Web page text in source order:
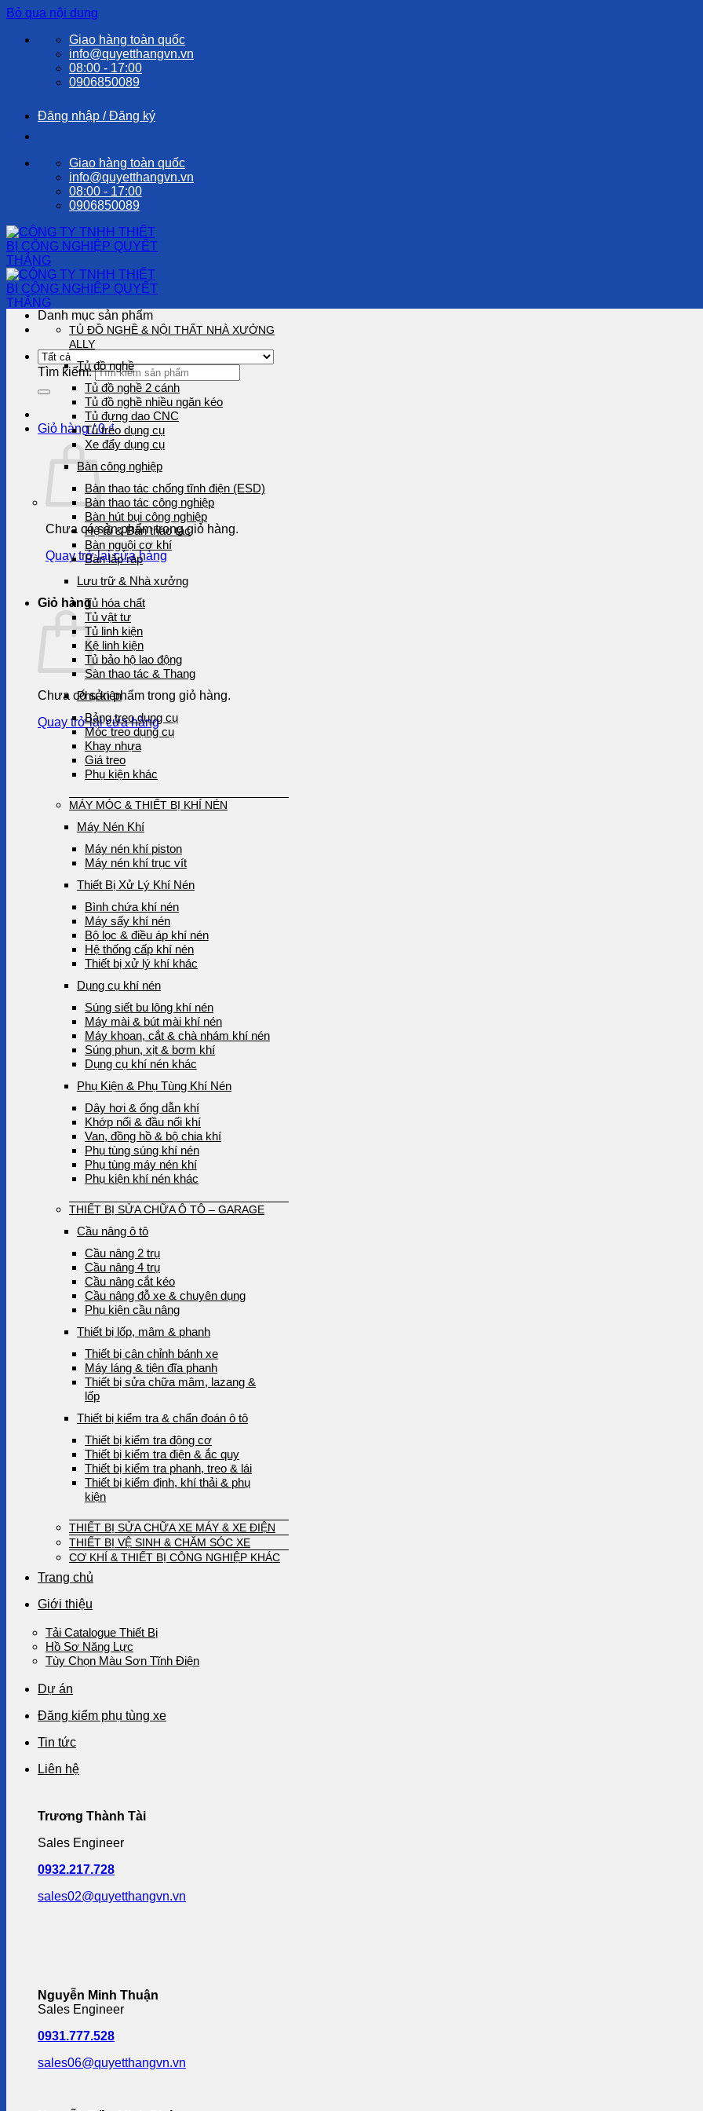
Bỏ qua nội dung
Giao hàng toàn quốc
info@quyetthangvn.vn
08:00 - 17:00
0906850089
Đăng nhập / Đăng ký
Giao hàng toàn quốc
info@quyetthangvn.vn
08:00 - 17:00
0906850089
Tìm kiếm:
Giỏ hàng /0₫
Chưa có sản phẩm trong giỏ hàng.
Quay trở lại cửa hàng
Giỏ hàng
Chưa có sản phẩm trong giỏ hàng.
Quay trở lại cửa hàng
Danh mục sản phẩm
TỦ ĐỒ NGHỀ & NỘI THẤT NHÀ XƯỞNG
ALLY
Tủ đồ nghề
Tủ đồ nghề 2 cánh
Tủ đồ nghề nhiều ngăn kéo
Tủ đựng dao CNC
Tủ treo dụng cụ
Xe đẩy dụng cụ
Bàn công nghiệp
Bàn thao tác chống tĩnh điện (ESD)
Bàn thao tác công nghiệp
Bàn hút bụi công nghiệp
Hệ tủ & Bàn thao tác
Bàn nguội cơ khí
Bàn lắp ráp
Lưu trữ & Nhà xưởng
Tủ hóa chất
Tủ vật tư
Tủ linh kiện
Kệ linh kiện
Tủ bảo hộ lao động
Sàn thao tác & Thang
Phụ kiện
Bảng treo dụng cụ
Móc treo dụng cụ
Khay nhựa
Giá treo
Phụ kiện khác
MÁY MÓC & THIẾT BỊ KHÍ NÉN
Máy Nén Khí
Máy nén khí piston
Máy nén khí trục vít
Thiết Bị Xử Lý Khí Nén
Bình chứa khí nén
Máy sấy khí nén
Bộ lọc & điều áp khí nén
Hệ thống cấp khí nén
Thiết bị xử lý khí khác
Dụng cụ khí nén
Súng siết bu lông khí nén
Máy mài & bút mài khí nén
Máy khoan, cắt & chà nhám khí nén
Súng phun, xịt & bơm khí
Dụng cụ khí nén khác
Phụ Kiện & Phụ Tùng Khí Nén
Dây hơi & ống dẫn khí
Khớp nối & đầu nối khí
Van, đồng hồ & bộ chia khí
Phụ tùng súng khí nén
Phụ tùng máy nén khí
Phụ kiện khí nén khác
THIẾT BỊ SỬA CHỮA Ô TÔ – GARAGE
Cầu nâng ô tô
Cầu nâng 2 trụ
Cầu nâng 4 trụ
Cầu nâng cắt kéo
Cầu nâng đỗ xe & chuyên dụng
Phụ kiện cầu nâng
Thiết bị lốp, mâm & phanh
Thiết bị cân chỉnh bánh xe
Máy láng & tiện đĩa phanh
Thiết bị sửa chữa mâm, lazang &
lốp
Thiết bị kiểm tra & chẩn đoán ô tô
Thiết bị kiểm tra động cơ
Thiết bị kiểm tra điện & ắc quy
Thiết bị kiểm tra phanh, treo & lái
Thiết bị kiểm định, khí thải & phụ
kiện
THIẾT BỊ SỬA CHỮA XE MÁY & XE ĐIỆN
THIẾT BỊ VỆ SINH & CHĂM SÓC XE
CƠ KHÍ & THIẾT BỊ CÔNG NGHIỆP KHÁC
Trang chủ
Giới thiệu
Tải Catalogue Thiết Bị
Hồ Sơ Năng Lực
Tùy Chọn Màu Sơn Tĩnh Điện
Dự án
Đăng kiểm phụ tùng xe
Tin tức
Liên hệ
Trương Thành Tài
Sales Engineer
0932.217.728
sales02@quyetthangvn.vn
Nguyễn Minh Thuận
Sales Engineer
0931.777.528
sales06@quyetthangvn.vn